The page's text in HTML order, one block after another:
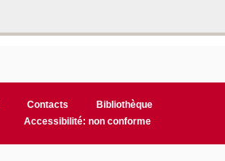
Contacts
Bibliothèque
Accessibilité: non conforme